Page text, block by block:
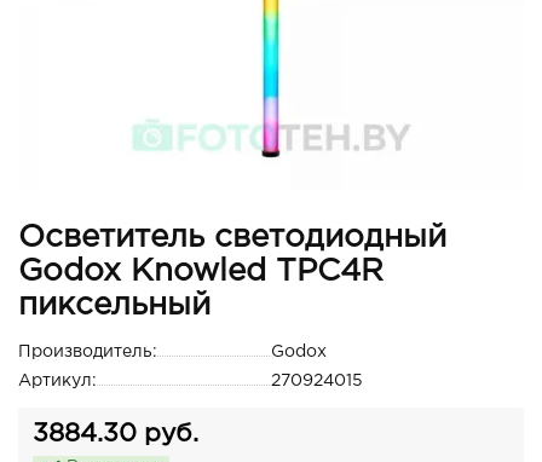
Осветитель светодиодный
Godox Knowled TPC4R
пиксельный
Производитель:
Godox
Артикул:
270924015
3884.30 руб.